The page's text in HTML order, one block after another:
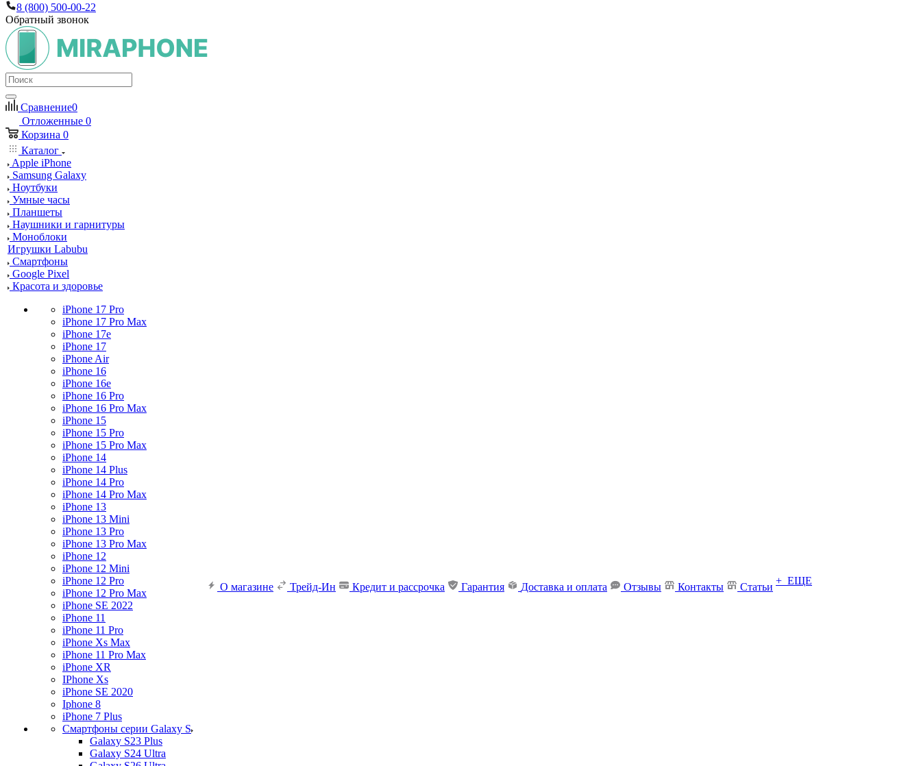
8 (800) 500-00-22
Обратный звонок
Сравнение0
Отложенные 0
Корзина 0
Каталог
Apple iPhone
Samsung Galaxy
Ноутбуки
Умные часы
Планшеты
Наушники и гарнитуры
Моноблоки
Игрушки Labubu
Смартфоны
Google Pixel
Красота и здоровье
iPhone 17 Pro
iPhone 17 Pro Max
iPhone 17e
iPhone 17
iPhone Air
iPhone 16
iPhone 16e
iPhone 16 Pro
iPhone 16 Pro Max
iPhone 15
iPhone 15 Pro
iPhone 15 Pro Max
iPhone 14
iPhone 14 Plus
iPhone 14 Pro
iPhone 14 Pro Max
iPhone 13
iPhone 13 Mini
iPhone 13 Pro
iPhone 13 Pro Max
iPhone 12
iPhone 12 Mini
iPhone 12 Pro
iPhone 12 Pro Max
iPhone SE 2022
iPhone 11
iPhone 11 Pro
iPhone Xs Max
iPhone 11 Pro Max
iPhone XR
IPhone Xs
iPhone SE 2020
Iphone 8
iPhone 7 Plus
Смартфоны серии Galaxy S
Galaxy S23 Plus
Galaxy S24 Ultra
О магазине Трейд-Ин Кредит и рассрочка Гарантия Доставка и оплата Отзывы Контакты Статьи
+ ЕЩЕ